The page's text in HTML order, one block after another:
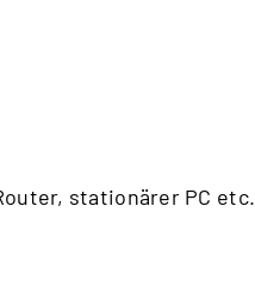
stationärer PC etc.